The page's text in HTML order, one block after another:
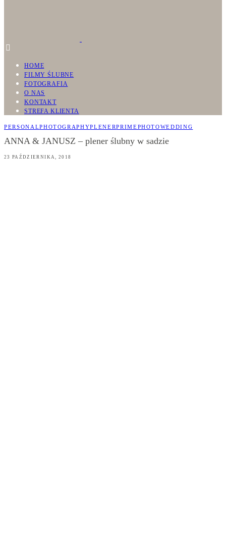
HOME
FILMY ŚLUBNE
FOTOGRAFIA
O NAS
KONTAKT
STREFA KLIENTA
PERSONALPHOTOGRAPHYPLENERPRIMEPHOTOWEDDING
ANNA & JANUSZ – plener ślubny w sadzie
23 PAŹDZIERNIKA, 2018